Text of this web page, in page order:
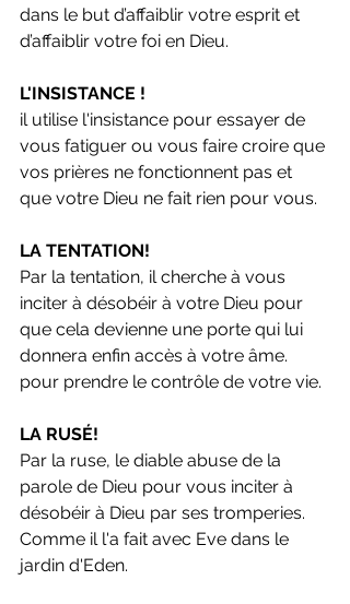
dans le but d’affaiblir votre esprit et
d’affaiblir votre foi en Dieu.
L'INSISTANCE !
il utilise l'insistance pour essayer de
vous fatiguer ou vous faire croire que
vos prières ne fonctionnent pas et
que votre Dieu ne fait rien pour vous.
LA TENTATION!
Par la tentation, il cherche à vous
inciter à désobéir à votre Dieu pour
que cela devienne une porte qui lui
donnera enfin accès à votre âme.
pour prendre le contrôle de votre vie.
LA RUSÉ!
Par la ruse, le diable abuse de la
parole de Dieu pour vous inciter à
désobéir à Dieu par ses tromperies.
Comme il l'a fait avec Eve dans le
jardin d'Eden.